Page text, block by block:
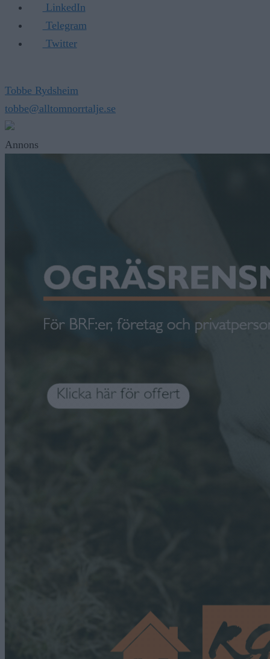
LinkedIn
Telegram
Twitter
Tobbe Rydsheim
tobbe@alltomnorrtalje.se
Annons